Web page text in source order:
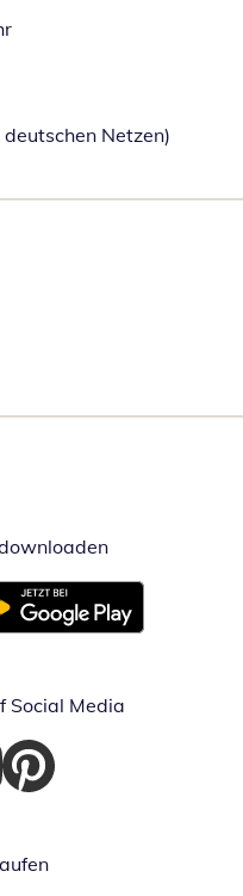
Netzen)
Öffnet in
in neuem Fenster
Social Media
Fenster
in neuem Fenster
Öffnet in neuem Fenster